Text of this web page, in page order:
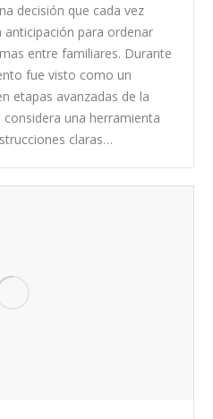
decisión que cada vez
para ordenar
entre familiares. Durante
fue visto como un
etapas avanzadas de la
una herramienta
claras…